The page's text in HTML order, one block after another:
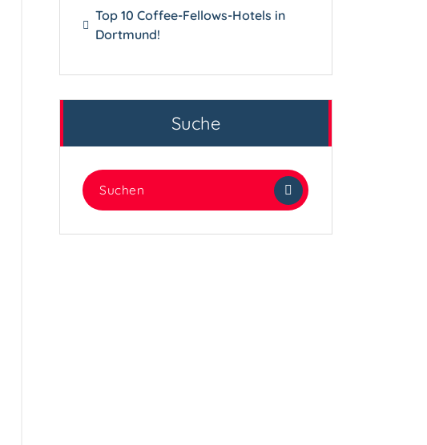
Top 10 Coffee-Fellows-Hotels in
Dortmund!
Suche
Suchen
nach: